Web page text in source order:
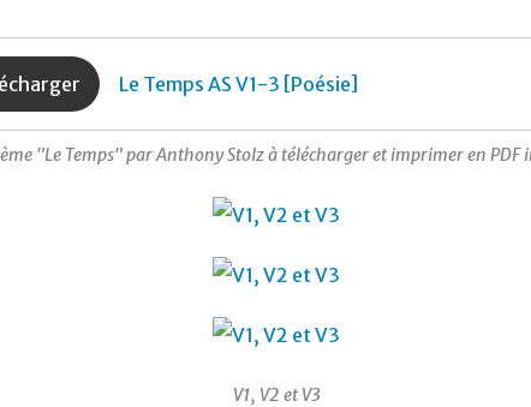
Le Temps AS V1-3 [Poésie]
"Le Temps" par Anthony Stolz à télécharger et imprimer en PDF
V1, V2 et V3